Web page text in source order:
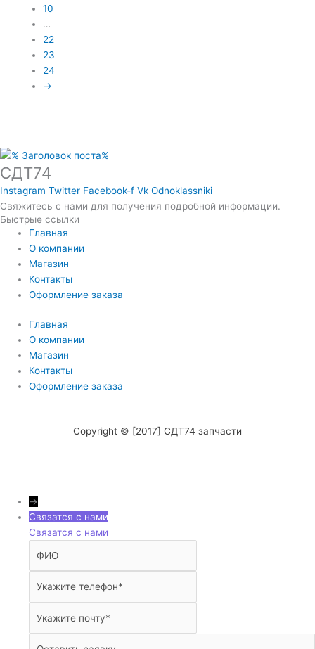
10
…
22
23
24
→
СДТ74
Instagram Twitter Facebook-f Vk Odnoklassniki
Свяжитесь с нами для получения подробной информации.
Быстрые ссылки
Главная
О компании
Магазин
Контакты
Оформление заказа
Главная
О компании
Магазин
Контакты
Оформление заказа
Copyright © [2017] СДТ74 запчасти
→
Связатся с нами
Связатся с нами